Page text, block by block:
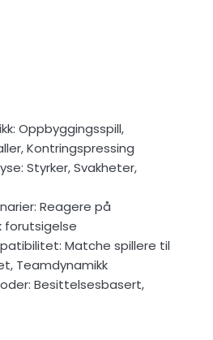
Oppbyggingsspill,
Kontringspressing
Styrker, Svakheter,
Reagere på
forutsigelse
Matche spillere til
Teamdynamikk
Besittelsesbasert,